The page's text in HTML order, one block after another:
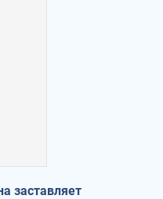
заставляет